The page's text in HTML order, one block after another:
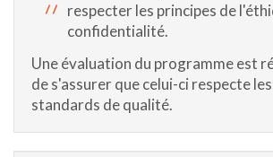
respecter les principes de
confidentialité.
Une évaluation du programme est
de s'assurer que celui-ci respecte
standards de qualité.